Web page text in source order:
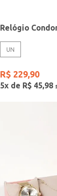
Relógio
UN
R$ 229,90
5x de R$ 45,98